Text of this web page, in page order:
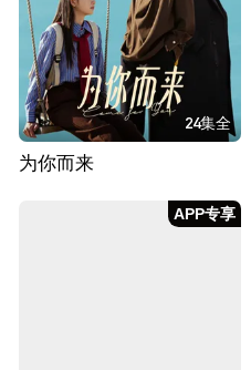
24集全
为你而来
APP专享